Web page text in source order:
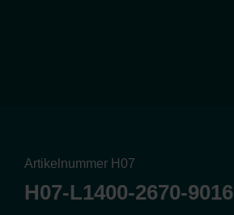
Artikelnummer H07
H07-L1400-2670-9016